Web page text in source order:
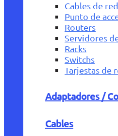
Cables de red
Punto de
Routers
Servidores
Racks
Switchs
Tarjestas de
Adaptadores /
Cables